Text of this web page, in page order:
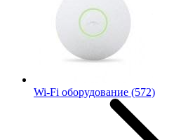
Wi-Fi оборудование (572)